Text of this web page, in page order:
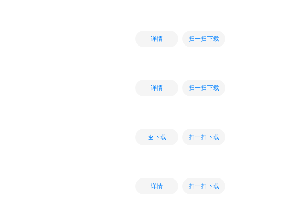
详情 扫一扫下载
详情 扫一扫下载
下载 扫一扫下载
详情 扫一扫下载